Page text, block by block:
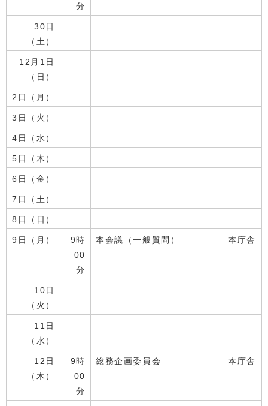
分
30日
（土）
12月1日
（日）
2日（月）
3日（火）
4日（水）
5日（木）
6日（金）
7日（土）
8日（日）
9日（月）
9時
00
分
本会議（一般質問） 本庁舎
10日
（火）
11日
（水）
12日
（木）
9時
00
分
総務企画委員会 本庁舎